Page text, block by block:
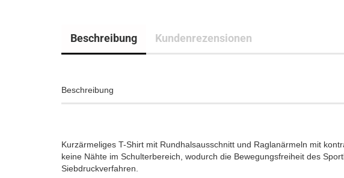
Beschreibung Kundenrezensionen
Beschreibung
Kurzärmeliges T-Shirt mit Rundhalsausschnitt und Raglanärmeln mit
keine Nähte im Schulterbereich, wodurch die Bewegungsfreiheit des
Siebdruckverfahren.